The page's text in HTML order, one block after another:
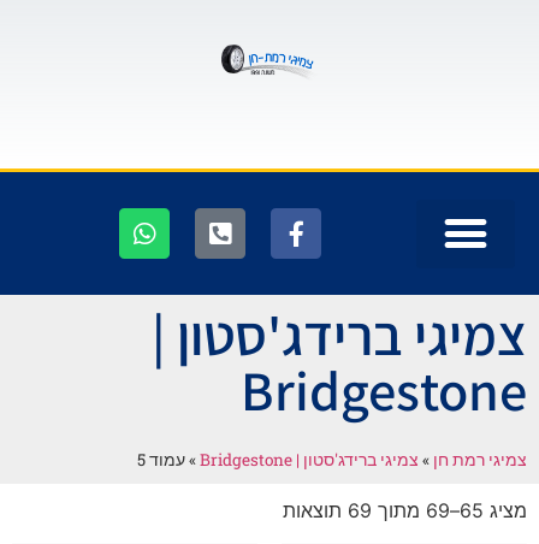
צמיגי ברידג'סטון |
Bridgestone
צמיגי רמת חן » צמיגי ברידג'סטון | Bridgestone »עמוד 5
מציג 65–69 מתוך 69 תוצאות